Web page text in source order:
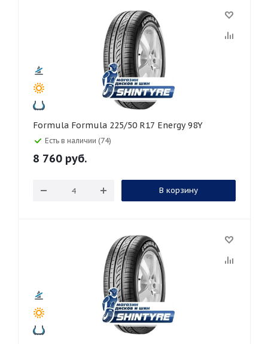
Formula Formula 225/50 R17 Energy 98Y
Есть в наличии (74)
8 760 руб.
В корзину